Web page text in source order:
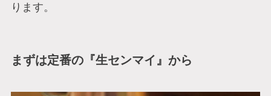
ります。
まずは定番の『生センマイ』から